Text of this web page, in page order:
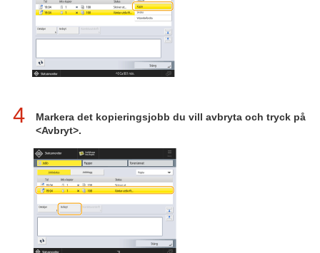
4
Markera det kopieringsjobb du vill avbryta och tryck på
<Avbryt>.